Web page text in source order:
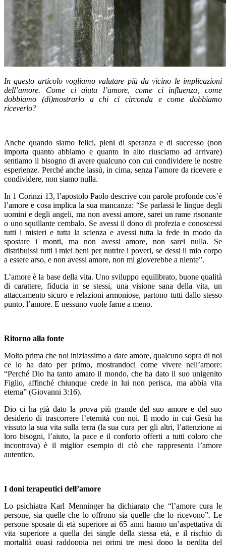
In questo articolo vogliamo valutare più da vicino le implicazioni
dell’amore. Come ci aiuta l’amore, come ci influenza, come
dobbiamo (di)mostrarlo a chi ci circonda e come dobbiamo
riceverlo?
Anche quando siamo felici, pieni di speranza e di successo (non
importa quanto abbiamo e quanto in alto riusciamo ad arrivare)
sentiamo il bisogno di avere qualcuno con cui condividere le nostre
esperienze. Perché anche lassù, in cima, senza l’amore da ricevere e
condividere, non siamo nulla.
In 1 Corinzi 13, l’apostolo Paolo descrive con parole profonde cos’è
l’amore e cosa implica la sua mancanza: “Se parlassi le lingue degli
uomini e degli angeli, ma non avessi amore, sarei un rame risonante
o uno squillante cembalo. Se avessi il dono di profezia e conoscessi
tutti i misteri e tutta la scienza e avessi tutta la fede in modo da
spostare i monti, ma non avessi amore, non sarei nulla. Se
distribuissi tutti i miei beni per nutrire i poveri, se dessi il mio corpo
a essere arso, e non avessi amore, non mi gioverebbe a niente”.
L’amore è la base della vita. Uno sviluppo equilibrato, buone qualità
di carattere, fiducia in se stessi, una visione sana della vita, un
attaccamento sicuro e relazioni armoniose, partono tutti dallo stesso
punto, l’amore. E nessuno vuole farne a meno.
Ritorno alla fonte
Molto prima che noi iniziassimo a dare amore, qualcuno sopra di noi
ce lo ha dato per primo, mostrandoci come vivere nell’amore:
“Perché Dio ha tanto amato il mondo, che ha dato il suo unigenito
Figlio, affinché chiunque crede in lui non perisca, ma abbia vita
eterna” (Giovanni 3:16).
Dio ci ha già dato la prova più grande del suo amore e del suo
desiderio di trascorrere l’eternità con noi. Il modo in cui Gesù ha
vissuto la sua vita sulla terra (la sua cura per gli altri, l’attenzione ai
loro bisogni, l’aiuto, la pace e il conforto offerti a tutti coloro che
incontrava) è il miglior esempio di ciò che rappresenta l’amore
autentico.
I doni terapeutici dell’amore
Lo psichiatra Karl Menninger ha dichiarato che “l’amore cura le
persone, sia quelle che lo offrono sia quelle che lo ricevono”. Le
persone sposate di età superiore ai 65 anni hanno un’aspettativa di
vita superiore a quella dei single della stessa età, e il rischio di
mortalità quasi raddoppia nei primi tre mesi dopo la perdita del